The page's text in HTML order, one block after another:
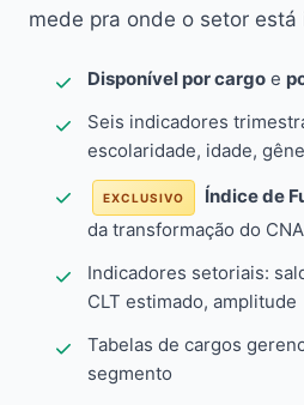
mede pra onde o setor está
Disponível por cargo e
Seis indicadores
escolaridade, idade,
EXCLUSIVO Índice de
da transformação do
Indicadores setoriais:
CLT estimado, amplitude
Tabelas de cargos
segmento